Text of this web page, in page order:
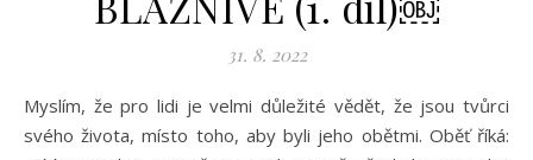
31. 8. 2022
Myslím, že pro lidi je velmi důležité vědět, že jsou tvůrci
svého života, místo toho, aby byli jeho obětmi. Oběť říká: